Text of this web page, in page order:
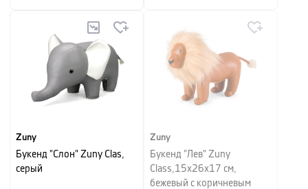
Zuny
Букенд "Слон" Zuny Clas,
серый
Zuny
Букенд "Лев" Zuny
Class,15х26х17 см,
бежевый с коричневым